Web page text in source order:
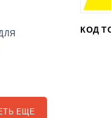
ЕЩЕ
КОД